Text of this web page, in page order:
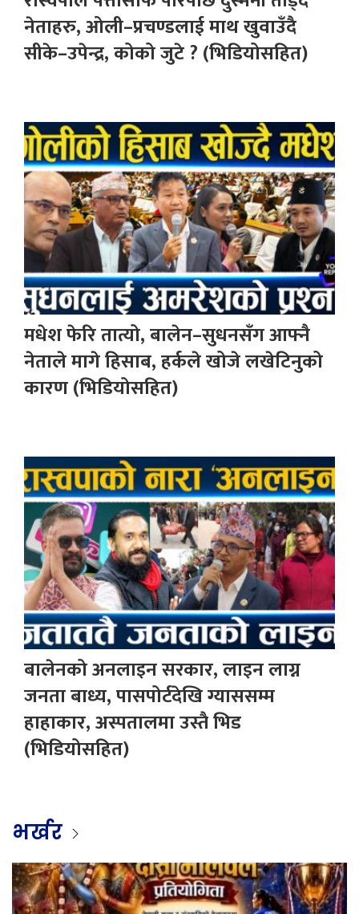
नेताहरु, ओली–प्रचण्डलाई माथ खुवाउँदै
सीके–उपेन्द्र, कोको जुटे ? (भिडियोसहित)
मधेश फेरि तात्यो, बालेन–सुधनसँग आफ्नै
नेताले मागे हिसाब, हर्कले खोजे लखेटिनुको
कारण (भिडियोसहित)
बालेनको अनलाइन सरकार, लाइन लाग्न
जनता बाध्य, पासपोर्टदेखि ग्याससम्म
हाहाकार, अस्पतालमा उस्तै भिड
(भिडियोसहित)
भर्खर